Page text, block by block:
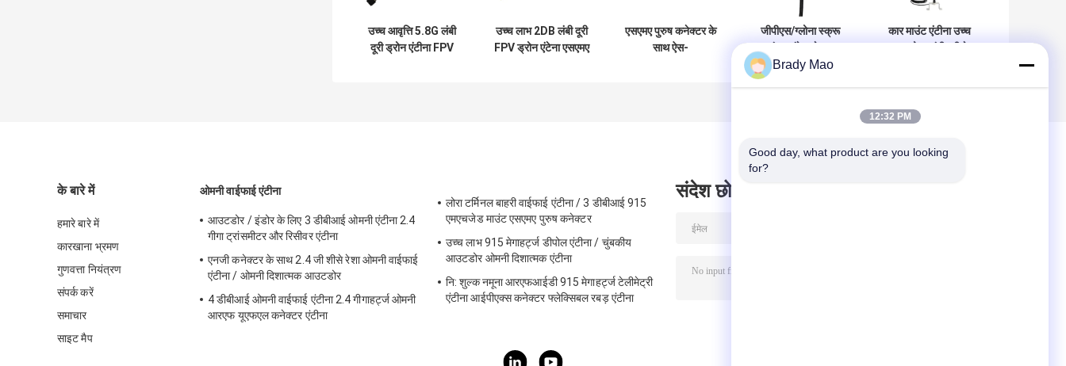
उच्च आवृत्ति 5.8G लंबी
दूरी ड्रोन एंटीना FPV
उच्च लाभ 2DB लंबी दूरी
FPV ड्रोन एंटेना एसएमए
एसएमए पुरुष कनेक्टर के
साथ ऐस-
जीपीएस/ग्लोना स्क्रू
फकरा एच और
आरजी174 के साथ
कार माउंट एंटीना उच्च
के बारे में
हमारे बारे में
कारखाना भ्रमण
गुणवत्ता नियंत्रण
संपर्क करें
समाचार
साइट मैप
ओमनी वाईफाई एंटीना
आउटडोर / इंडोर के लिए 3 डीबीआई ओमनी एंटीना 2.4
गीगा ट्रांसमीटर और रिसीवर एंटीना
एनजी कनेक्टर के साथ 2.4 जी शीसे रेशा ओमनी वाईफाई
एंटीना / ओमनी दिशात्मक आउटडोर
4 डीबीआई ओमनी वाईफाई एंटीना 2.4 गीगाहर्ट्ज ओमनी
आरएफ यूएफएल कनेक्टर एंटीना
लोरा टर्मिनल बाहरी वाईफाई एंटीना / 3 डीबीआई 915
एमएचजेड माउंट एसएमए पुरुष कनेक्टर
उच्च लाभ 915 मेगाहर्ट्ज डीपोल एंटीना / चुंबकीय
आउटडोर ओमनी दिशात्मक एंटीना
नि: शुल्क नमूना आरएफआईडी 915 मेगाहर्ट्ज टेलीमेट्री
एंटीना आईपीएक्स कनेक्टर फ्लेक्सिबल रबड़ एंटीना
संदेश छोड़ दो
Brady Mao
12:32 PM
Good day, what product are you looking
for?